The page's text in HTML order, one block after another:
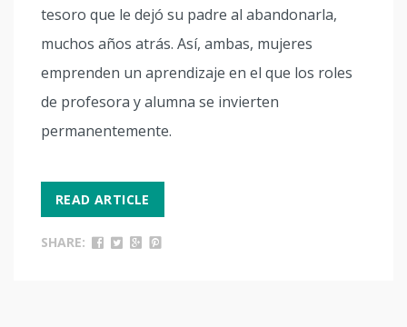
tesoro que le dejó su padre al abandonarla,
muchos años atrás. Así, ambas, mujeres
emprenden un aprendizaje en el que los roles
de profesora y alumna se invierten
permanentemente.
READ ARTICLE
SHARE: